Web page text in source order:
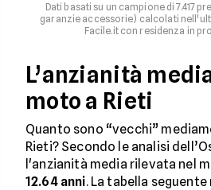
Dati basati su un campione di 7.417
garanzie accessorie) calcolati
Facile.it con residenza in
L’anzianità
moto a Rieti
Quanto sono “vecchi”
Rieti? Secondo le analisi
l'anzianità media rilevata nel
12.64 anni. La tabella